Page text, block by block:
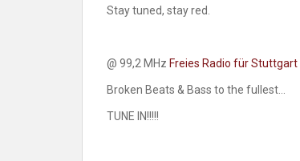
Stay tuned, stay red.
@ 99,2 MHz Freies Radio für Stuttgart
Broken Beats & Bass to the fullest…
TUNE IN!!!!!